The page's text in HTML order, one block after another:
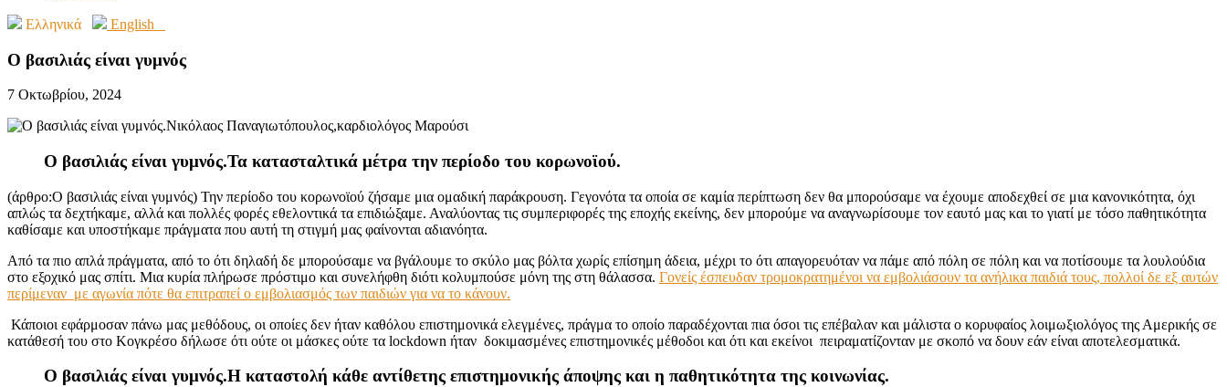
Ελληνικά English
Ο βασιλιάς είναι γυμνός
7 Οκτωβρίου, 2024
Ο βασιλιάς είναι γυμνός.Τα κατασταλτικά μέτρα την περίοδο του κορωνοϊού.
(άρθρο:Ο βασιλιάς είναι γυμνός) Την περίοδο του κορωνοϊού ζήσαμε μια ομαδική παράκρουση. Γεγονότα τα οποία σε καμία περίπτωση δεν θα μπορούσαμε να έχουμε αποδεχθεί σε μια κανονικότητα, όχι
απλώς τα δεχτήκαμε, αλλά και πολλές φορές εθελοντικά τα επιδιώξαμε. Αναλύοντας τις συμπεριφορές της εποχής εκείνης, δεν μπορούμε να αναγνωρίσουμε τον εαυτό μας και το γιατί με τόσο παθητικότητα
καθίσαμε και υποστήκαμε πράγματα που αυτή τη στιγμή μας φαίνονται αδιανόητα.
Από τα πιο απλά πράγματα, από το ότι δηλαδή δε μπορούσαμε να βγάλουμε το σκύλο μας βόλτα χωρίς επίσημη άδεια, μέχρι το ότι απαγορευόταν να πάμε από πόλη σε πόλη και να ποτίσουμε τα λουλούδια
στο εξοχικό μας σπίτι. Μια κυρία πλήρωσε πρόστιμο και συνελήφθη διότι κολυμπούσε μόνη της στη θάλασσα. Γονείς έσπευδαν τρομοκρατημένοι να εμβολιάσουν τα ανήλικα παιδιά τους, πολλοί δε εξ αυτών
περίμεναν με αγωνία πότε θα επιτραπεί ο εμβολιασμός των παιδιών για να το κάνουν.
Κάποιοι εφάρμοσαν πάνω μας μεθόδους, οι οποίες δεν ήταν καθόλου επιστημονικά ελεγμένες, πράγμα το οποίο παραδέχονται πια όσοι τις επέβαλαν και μάλιστα ο κορυφαίος λοιμωξιολόγος της Αμερικής σε
κατάθεσή του στο Κογκρέσο δήλωσε ότι ούτε οι μάσκες ούτε τα lockdown ήταν δοκιμασμένες επιστημονικές μέθοδοι και ότι και εκείνοι πειραματίζονταν με σκοπό να δουν εάν είναι αποτελεσματικά.
Ο βασιλιάς είναι γυμνός.Η καταστολή κάθε αντίθετης επιστημονικής άποψης και η παθητικότητα της κοινωνίας.